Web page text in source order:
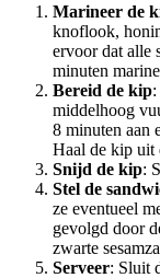
Marineer de
knoflook,
ervoor dat alle
minuten
Bereid de kip
middelhoog
8 minuten aan
Haal de kip uit
Snijd de kip:
Stel de
ze eventueel
gevolgd door
zwarte
Serveer: Sluit